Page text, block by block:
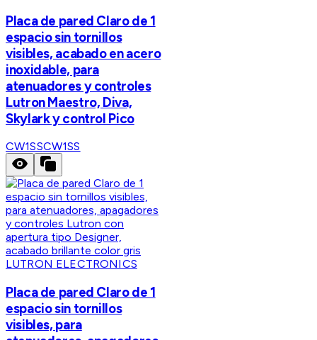
Placa de pared Claro de 1
espacio sin tornillos
visibles, acabado en acero
inoxidable, para
atenuadores y controles
Lutron Maestro, Diva,
Skylark y control Pico
CW1SSCW1SS
LUTRON ELECTRONICS
Placa de pared Claro de 1
espacio sin tornillos
visibles, para